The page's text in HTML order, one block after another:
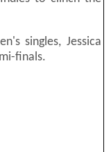
singles, Jessica
finals.